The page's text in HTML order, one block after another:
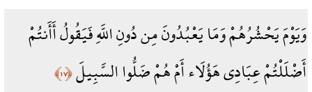
وَيَوْمَ يَحْشُرُهُمْ وَمَا يَعْبُدُونَ مِن دُونِ اللَّهِ فَيَقُولُ أَأَنتُمْ
أَضْلَلْتُمْ عِبَادِي هَؤُلَاء أَمْ هُمْ ضَلُّوا السَّبِيلَ﴿١٧﴾